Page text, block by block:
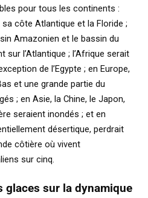
pour tous les continents :
sa côte Atlantique et la Floride ;
Amazonien et le bassin du
sur l’Atlantique ; l’Afrique serait
de l’Egypte ; en Europe,
et une grande partie du
; en Asie, la Chine, le Japon,
seraient inondés ; et en
désertique, perdrait
côtière où vivent
sur cinq.
glaces sur la dynamique